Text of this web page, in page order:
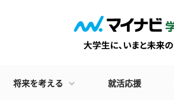
将来を考える 就活応援